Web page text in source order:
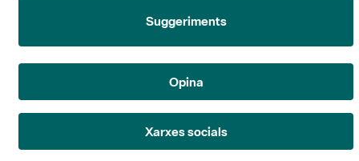
Suggeriments
Opina
Xarxes socials